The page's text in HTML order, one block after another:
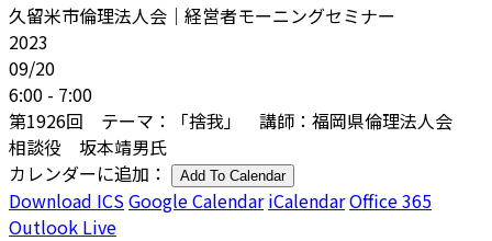
久留米市倫理法人会｜経営者モーニングセミナー
2023
09/20
6:00 - 7:00
第1926回 テーマ：「捨我」 講師：福岡県倫理法人会
相談役 坂本靖男氏
カレンダーに追加：
Add To Calendar
Download ICSGoogle Calendar iCalendarOffice 365
Outlook Live